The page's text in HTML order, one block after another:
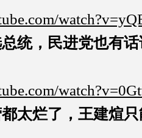
统，民进党也有话
太烂了，王建煊